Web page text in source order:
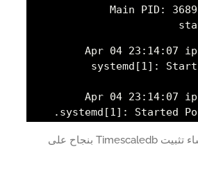
Main
Apr 04
Apr 04
systemd[1]:
تهانينا! لقد قمت بإنشاء تثبيت Timescaledb بنجاح على